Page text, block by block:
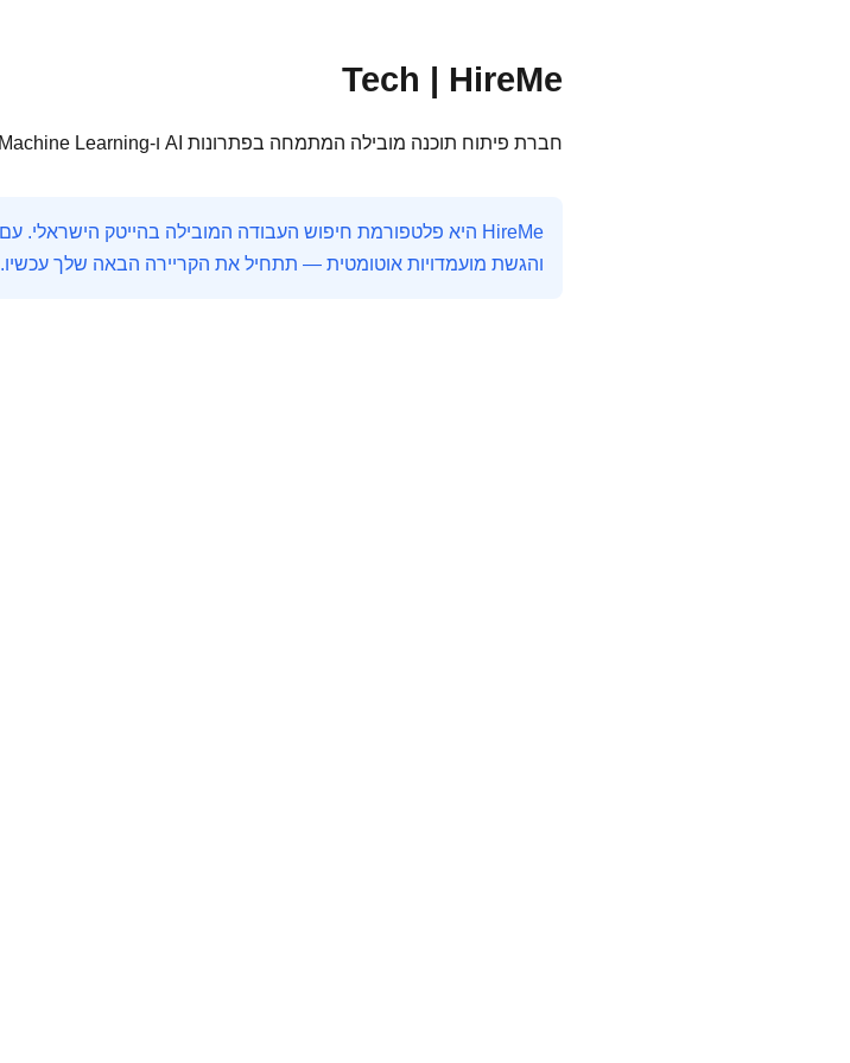
Tech | HireMe
חברת פיתוח תוכנה מובילה המתמחה בפתרונות AI ו-Machine Learning ל
והגשת מועמדויות אוטומטית — תתחיל את הקריירה הבאה שלך עכשיו.